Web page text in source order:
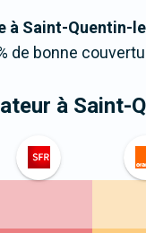
à Saint-Quentin-
de bonne
à Saint-